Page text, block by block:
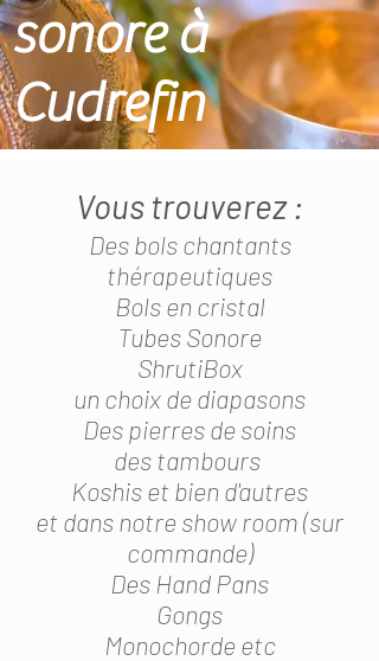
sonore à
Cudrefin
Vous trouverez :
Des bols chantants
thérapeutiques
Bols en cristal
Tubes Sonore
ShrutiBox
un choix de diapasons
Des pierres de soins
des tambours
Koshis et bien d'autres
et dans notre show room (sur
commande)
Des Hand Pans
Gongs
Monochorde etc